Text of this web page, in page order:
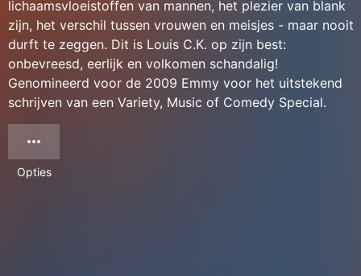
lichaamsvloeistoffen van mannen, het plezier van blank
zijn, het verschil tussen vrouwen en meisjes - maar nooit
durft te zeggen. Dit is Louis C.K. op zijn best:
onbevreesd, eerlijk en volkomen schandalig!
Genomineerd voor de 2009 Emmy voor het uitstekend
schrijven van een Variety, Music of Comedy Special.
Opties